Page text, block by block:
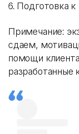
6. Подготовка
Примечание:
сдаем,
помощи
разработанные